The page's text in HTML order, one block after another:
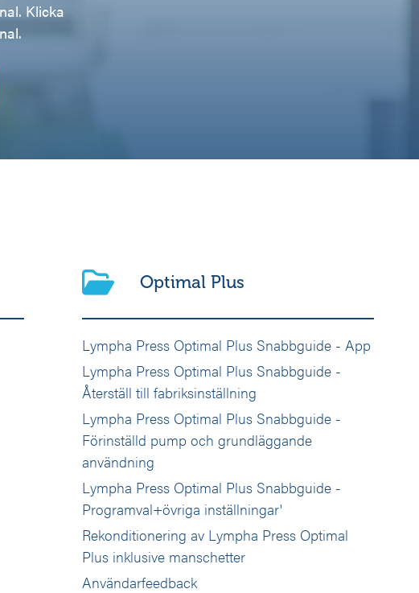
Klicka
Optimal Plus
Lympha Press Optimal Plus Snabbguide - App
Lympha Press Optimal Plus Snabbguide -
Återställ till fabriksinställning
Lympha Press Optimal Plus Snabbguide -
Förinställd pump och grundläggande
användning
Lympha Press Optimal Plus Snabbguide -
Programval+övriga inställningar'
Rekonditionering av Lympha Press Optimal
Plus inklusive manschetter
Användarfeedback